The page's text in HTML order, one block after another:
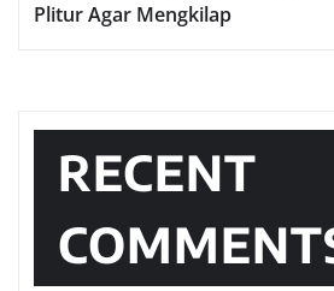
Plitur Agar Mengkilap
RECENT